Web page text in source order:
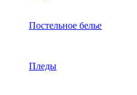
Постельное белье
Пледы